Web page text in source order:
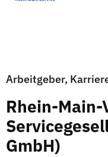
Arbeitgeber,
Rhein-
GmbH)